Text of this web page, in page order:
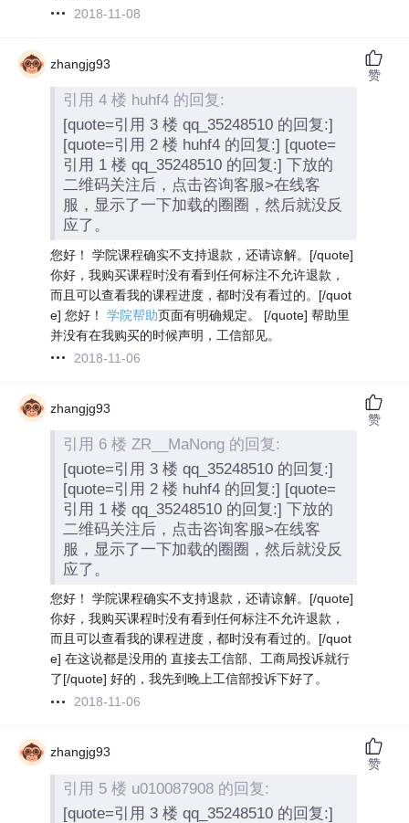
2018-11-08
zhangjg93
引用 4 楼 huhf4 的回复:
[quote=引用 3 楼 qq_35248510 的回复:]
[quote=引用 2 楼 huhf4 的回复:] [quote=
引用 1 楼 qq_35248510 的回复:] 下放的
二维码关注后，点击咨询客服>在线客
服，显示了一下加载的圈圈，然后就没反
应了。
您好！ 学院课程确实不支持退款，还请谅解。[/quote]
你好，我购买课程时没有看到任何标注不允许退款，
而且可以查看我的课程进度，都时没有看过的。[/quot
e] 您好！学院帮助页面有明确规定。 [/quote] 帮助里
并没有在我购买的时候声明，工信部见。
2018-11-06
赞
zhangjg93
引用 6 楼 ZR__MaNong 的回复:
[quote=引用 3 楼 qq_35248510 的回复:]
[quote=引用 2 楼 huhf4 的回复:] [quote=
引用 1 楼 qq_35248510 的回复:] 下放的
二维码关注后，点击咨询客服>在线客
服，显示了一下加载的圈圈，然后就没反
应了。
您好！ 学院课程确实不支持退款，还请谅解。[/quote]
你好，我购买课程时没有看到任何标注不允许退款，
而且可以查看我的课程进度，都时没有看过的。[/quot
e] 在这说都是没用的 直接去工信部、工商局投诉就行
了[/quote] 好的，我先到晚上工信部投诉下好了。
2018-11-06
赞
zhangjg93
引用 5 楼 u010087908 的回复:
[quote=引用 3 楼 qq_35248510 的回复:]
赞